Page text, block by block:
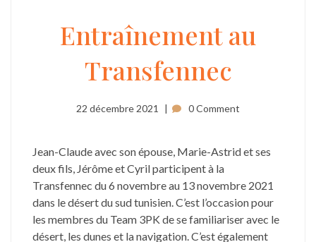
Entraînement
Transfennec
Entraînement au
Transfennec
22 décembre 2021 0 Comment
Jean-Claude avec son épouse, Marie-Astrid et ses
deux fils, Jérôme et Cyril participent à la
Transfennec du 6 novembre au 13 novembre 2021
dans le désert du sud tunisien. C’est l’occasion pour
les membres du Team 3PK de se familiariser avec le
désert, les dunes et la navigation. C’est également